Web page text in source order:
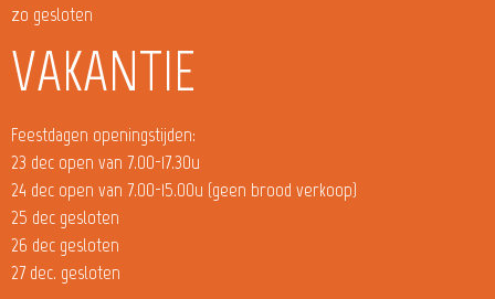
zo gesloten
VAKANTIE
Feestdagen openingstijden:
23 dec open van 7.00-17.30u
24 dec open van 7.00-15.00u (geen brood verkoop)
25 dec gesloten
26 dec gesloten
27 dec. gesloten